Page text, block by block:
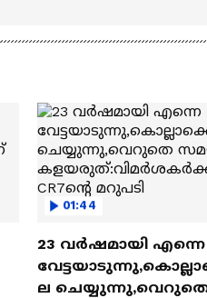
01:44
23 വർഷമായി എന്നെ
ല